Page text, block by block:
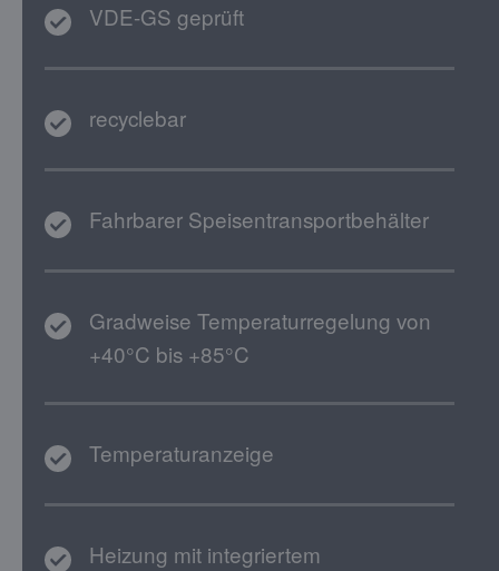
VDE-GS geprüft
recyclebar
Fahrbarer Speisentransportbehälter
Gradweise Temperaturregelung von
+40°C bis +85°C
Temperaturanzeige
Heizung mit integriertem